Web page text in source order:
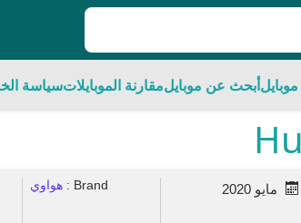
أبحث عن موبايلمقارنة الموبايلاتسياسة
Brand : هواوي